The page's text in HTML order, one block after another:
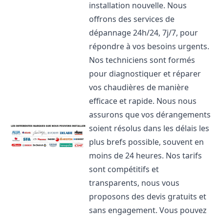
installation nouvelle. Nous
offrons des services de
dépannage 24h/24, 7j/7, pour
répondre à vos besoins urgents.
Nos techniciens sont formés
pour diagnostiquer et réparer
vos chaudières de manière
efficace et rapide. Nous nous
assurons que vos dérangements
soient résolus dans les délais les
plus brefs possible, souvent en
moins de 24 heures. Nos tarifs
sont compétitifs et
transparents, nous vous
proposons des devis gratuits et
sans engagement. Vous pouvez